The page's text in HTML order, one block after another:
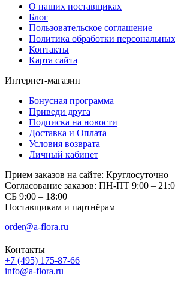
О наших поставщиках
Блог
Пользовательское соглашение
Политика обработки
Контакты
Карта сайта
Интернет-магазин
Бонусная программа
Приведи друга
Подписка на новости
Доставка и Оплата
Условия возврата
Личный кабинет
Прием заказов на сайте: Круглосуточно
Согласование заказов: ПН-ПТ 9:00 –
СБ 9:00 – 18:00
Поставщикам и партнёрам
order@a-flora.ru
Контакты
+7 (495) 175-87-66
info@a-flora.ru